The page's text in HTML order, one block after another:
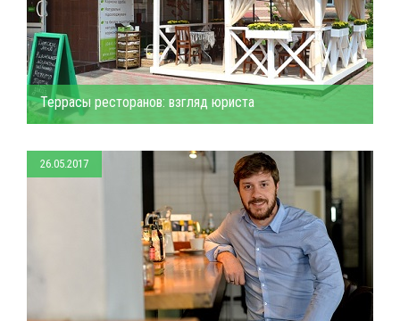
Террасы ресторанов: взгляд юриста
26.05.2017